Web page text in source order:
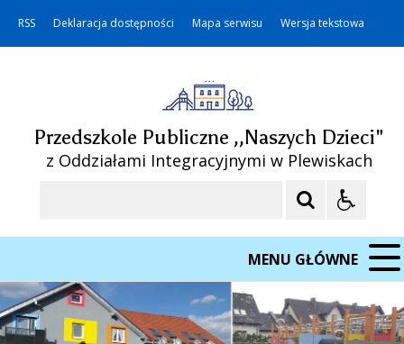
RSS Deklaracja dostępności Mapa serwisu Wersja tekstowa
Przedszkole Publiczne ,,Naszych Dzieci"
z Oddziałami Integracyjnymi w Plewiskach
MENU GŁÓWNE